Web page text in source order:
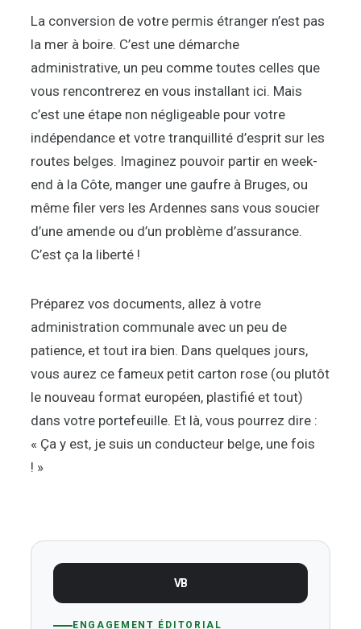
La conversion de votre permis étranger n’est pas
la mer à boire. C’est une démarche
administrative, un peu comme toutes celles que
vous rencontrerez en vous installant ici. Mais
c’est une étape non négligeable pour votre
indépendance et votre tranquillité d’esprit sur les
routes belges. Imaginez pouvoir partir en week-
end à la Côte, manger une gaufre à Bruges, ou
même filer vers les Ardennes sans vous soucier
d’une amende ou d’un problème d’assurance.
C’est ça la liberté !
Préparez vos documents, allez à votre
administration communale avec un peu de
patience, et tout ira bien. Dans quelques jours,
vous aurez ce fameux petit carton rose (ou plutôt
le nouveau format européen, plastifié et tout)
dans votre portefeuille. Et là, vous pourrez dire :
« Ça y est, je suis un conducteur belge, une fois
! »
VB
ENGAGEMENT ÉDITORIAL